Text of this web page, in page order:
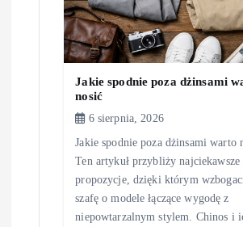
Jakie spodnie poza dżinsami
nosić
6 sierpnia, 2026
Jakie spodnie poza dżinsami warto
Ten artykuł przybliży najciekawsze
propozycje, dzięki którym
szafę o modele łączące wygodę z
niepowtarzalnym stylem. Chinos i